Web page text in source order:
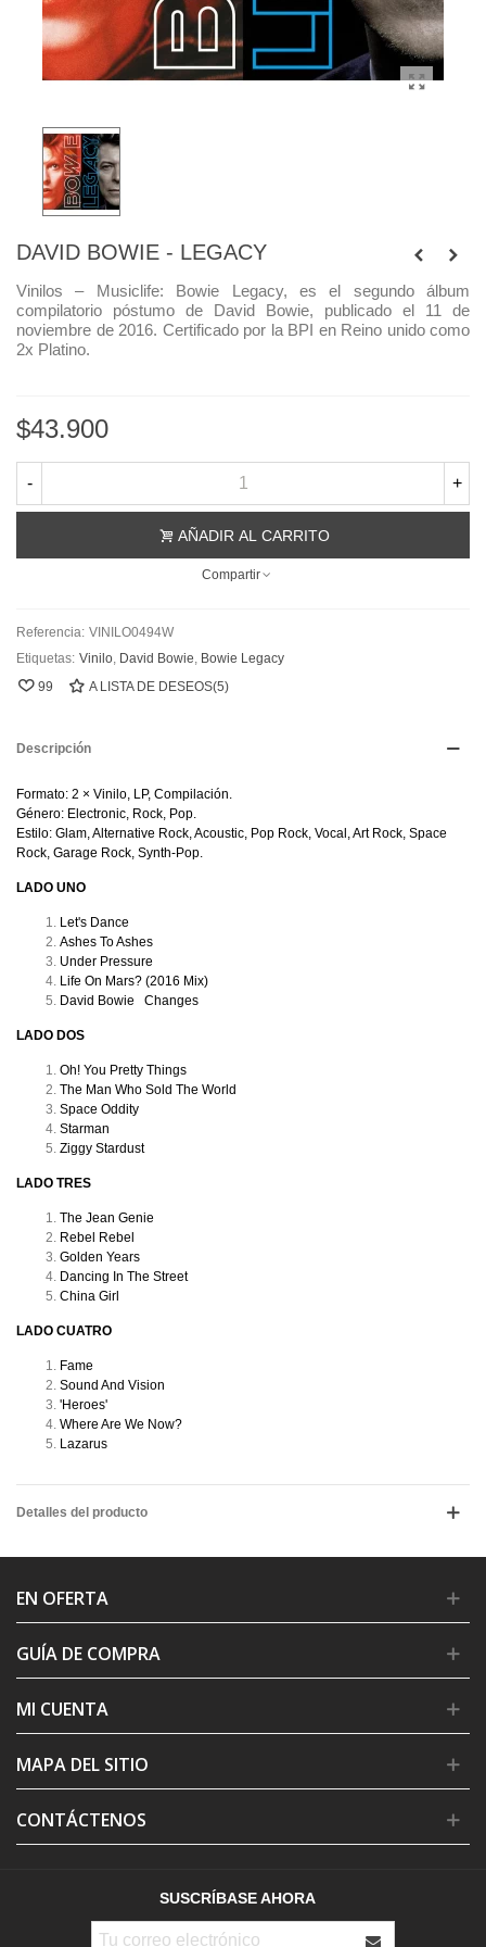
DAVID BOWIE - LEGACY
Vinilos – Musiclife:
Bowie Legacy, es el segundo álbum
compilatorio póstumo de David Bowie, publicado el 11 de
noviembre de 2016. Certificado por la BPI en Reino unido como
2x Platino.
$43.900
- +
AÑADIR AL CARRITO
Compartir
Referencia: VINILO0494W
Etiquetas: Vinilo, David Bowie, Bowie Legacy
99
A LISTA DE DESEOS(5)
Descripción
Formato: 2 × Vinilo, LP, Compilación.
Género: Electronic, Rock, Pop.
Estilo: Glam, Alternative Rock, Acoustic, Pop Rock, Vocal, Art Rock, Space
Rock, Garage Rock, Synth-Pop.
LADO UNO
Let's Dance
Ashes To Ashes
Under Pressure
Life On Mars? (2016 Mix)
David Bowie
Changes
LADO DOS
Oh! You Pretty Things
The Man Who Sold The World
Space Oddity
Starman
Ziggy Stardust
LADO TRES
The Jean Genie
Rebel Rebel
Golden Years
Dancing In The Street
China Girl
LADO CUATRO
Fame
Sound And Vision
'Heroes'
Where Are We Now?
Lazarus
Detalles del producto
EN OFERTA
GUÍA DE COMPRA
MI CUENTA
MAPA DEL SITIO
CONTÁCTENOS
SUSCRÍBASE AHORA